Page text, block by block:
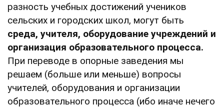
разность учебных достижений учеников
сельских и городских школ, могут быть
среда, учителя, оборудование учреждений и
организация образовательного процесса.
При переводе в опорные заведения мы
решаем (больше или меньше) вопросы
учителей, оборудования и организации
образовательного процесса (ибо иначе нечего